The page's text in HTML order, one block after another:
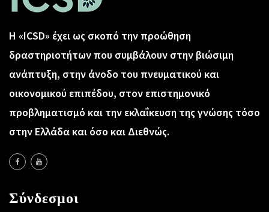
Η «ICSD» έχει ως σκοπό την προώθηση
δραστηριοτήτων που συμβάλουν στην βιώσιμη
ανάπτυξη, στην άνοδο του πνευματικού και
οικονομικού επιπέδου, στον επιστημονικό
προβληματισμό και την εκλαΐκευση της γνώσης τόσο
στην Ελλάδα και όσο και Διεθνώς.
Σύνδεσμοι